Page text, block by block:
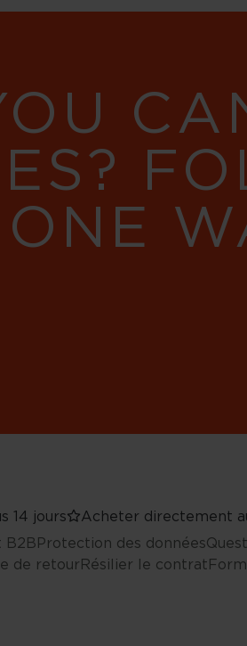
14 jours
Acheter directement
B2BProtection des données
de retourRésilier le contrat